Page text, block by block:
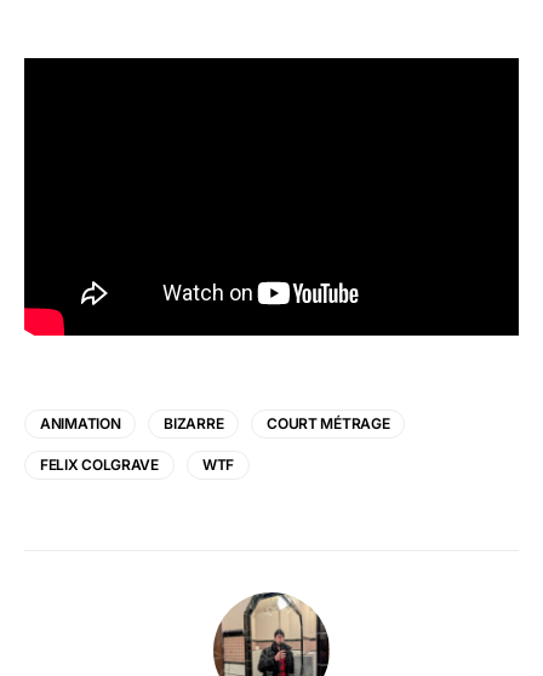
ANIMATION BIZARRE COURT MÉTRAGE
FELIX COLGRAVE WTF